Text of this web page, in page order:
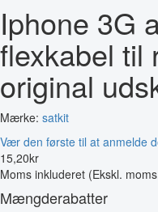
Iphone 3G
flexkabel til
original
Mærke: satkit
Vær den første til at anmelde
15,20kr
Moms inkluderet (Ekskl.
Mængderabatter